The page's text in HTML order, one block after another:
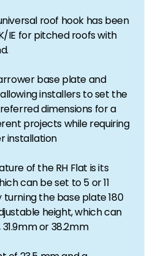
roof hook has been
IE for pitched roofs with
base plate and
installers to set the
dimensions for a
projects while requiring
installation
of the RH Flat is its
can be set to 5 or 11
the base plate 180
height, which can
or 38.2mm